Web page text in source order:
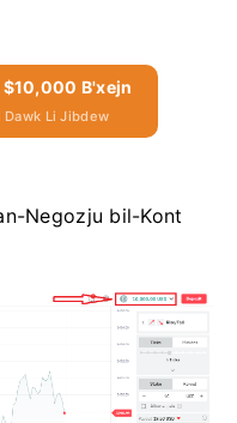
B'xejn
Dawk Li Jibdew
Negozju bil-Kont